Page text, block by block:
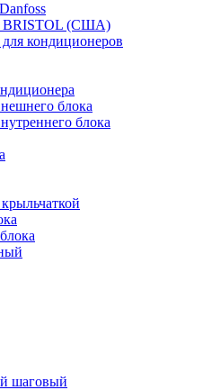
BRISTOL (США)
кондиционеров
блока
блока
шаговый